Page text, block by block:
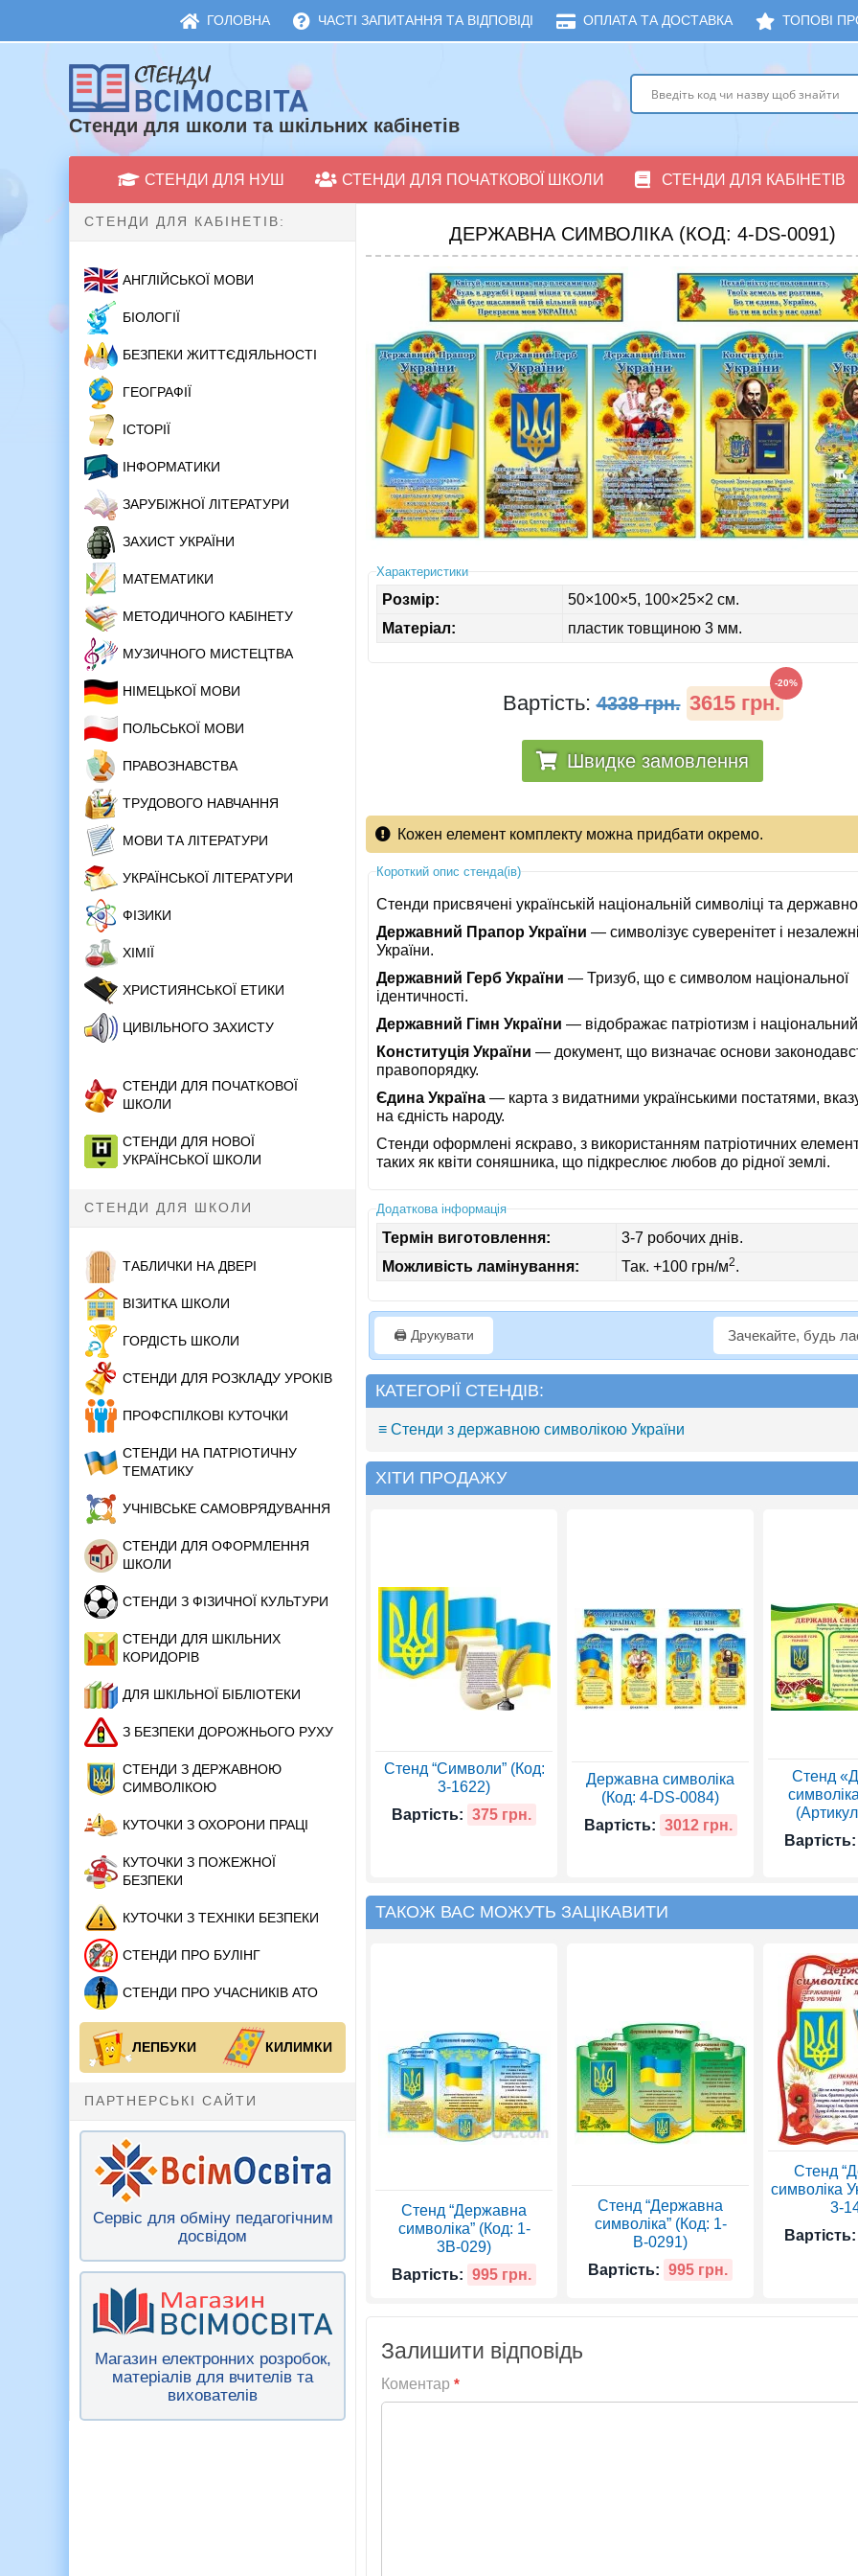
ГОЛОВНА ЧАСТІ ЗАПИТАННЯ ТА ВІДПОВІДІ ОПЛАТА ТА ДОСТАВКА ТОПОВІ
Стенди для школи та шкільних кабінетів
СТЕНДИ ДЛЯ НУШ СТЕНДИ ДЛЯ ПОЧАТКОВОЇ ШКОЛИ СТЕНДИ ДЛЯ КАБІНЕТІВ
СТЕНДИ ДЛЯ КАБІНЕТІВ:
АНГЛІЙСЬКОЇ МОВИ
БІОЛОГІЇ
БЕЗПЕКИ ЖИТТЄДІЯЛЬНОСТІ
ГЕОГРАФІЇ
ІСТОРІЇ
ІНФОРМАТИКИ
ЗАРУБІЖНОЇ ЛІТЕРАТУРИ
ЗАХИСТ УКРАЇНИ
МАТЕМАТИКИ
МЕТОДИЧНОГО КАБІНЕТУ
МУЗИЧНОГО МИСТЕЦТВА
НІМЕЦЬКОЇ МОВИ
ПОЛЬСЬКОЇ МОВИ
ПРАВОЗНАВСТВА
ТРУДОВОГО НАВЧАННЯ
МОВИ ТА ЛІТЕРАТУРИ
УКРАЇНСЬКОЇ ЛІТЕРАТУРИ
ФІЗИКИ
ХІМІЇ
ХРИСТИЯНСЬКОЇ ЕТИКИ
ЦИВІЛЬНОГО ЗАХИСТУ
СТЕНДИ ДЛЯ ПОЧАТКОВОЇ
ШКОЛИ
СТЕНДИ ДЛЯ НОВОЇ
УКРАЇНСЬКОЇ ШКОЛИ
СТЕНДИ ДЛЯ ШКОЛИ
ТАБЛИЧКИ НА ДВЕРІ
ВІЗИТКА ШКОЛИ
ГОРДІСТЬ ШКОЛИ
СТЕНДИ ДЛЯ РОЗКЛАДУ УРОКІВ
ПРОФСПІЛКОВІ КУТОЧКИ
СТЕНДИ НА ПАТРІОТИЧНУ
ТЕМАТИКУ
УЧНІВСЬКЕ САМОВРЯДУВАННЯ
СТЕНДИ ДЛЯ ОФОРМЛЕННЯ
ШКОЛИ
СТЕНДИ З ФІЗИЧНОЇ КУЛЬТУРИ
СТЕНДИ ДЛЯ ШКІЛЬНИХ
КОРИДОРІВ
ДЛЯ ШКІЛЬНОЇ БІБЛІОТЕКИ
З БЕЗПЕКИ ДОРОЖНЬОГО РУХУ
СТЕНДИ З ДЕРЖАВНОЮ
СИМВОЛІКОЮ
КУТОЧКИ З ОХОРОНИ ПРАЦІ
КУТОЧКИ З ПОЖЕЖНОЇ
БЕЗПЕКИ
КУТОЧКИ З ТЕХНІКИ БЕЗПЕКИ
СТЕНДИ ПРО БУЛІНГ
СТЕНДИ ПРО УЧАСНИКІВ АТО
ЛЕПБУКИ КИЛИМКИ
ПАРТНЕРСЬКІ САЙТИ
Сервіс для обміну педагогічним
досвідом
Магазин електронних розробок,
матеріалів для вчителів та
вихователів
ДЕРЖАВНА СИМВОЛІКА (КОД: 4-DS-0091)
Характеристики
Розмір:
50×100×5, 100×25×2 см.
Матеріал:
пластик товщиною 3 мм.
Вартість: 4338 грн. 3615 грн.
-20%
Швидке замовлення
Кожен елемент комплекту можна придбати окремо.
Короткий опис стенда(ів)
Стенди присвячені українській національній символіці та
Державний Прапор України — символізує суверенітет і
України.
Державний Герб України — Тризуб, що є символом національної
ідентичності.
Державний Гімн України — відображає патріотизм і
Конституція України — документ, що визначає основи
правопорядку.
Єдина Україна — карта з видатними українськими постатями,
на єдність народу.
Стенди оформлені яскраво, з використанням патріотичних
таких як квіти соняшника, що підкреслює любов до рідної землі.
Додаткова інформація
Термін виготовлення:
3-7 робочих днів.
Можливість ламінування:
Так. +100 грн/м2.
🖨️ Друкувати Зачекайте, будь
КАТЕГОРІЇ СТЕНДІВ:
≡ Стенди з державною символікою України
ХІТИ ПРОДАЖУ
Стенд “Символи” (Код:
3-1622)
Вартість: 375 грн.
Державна символіка
(Код: 4-DS-0084)
Вартість: 3012 грн.
Стенд
Вартість:
ТАКОЖ ВАС МОЖУТЬ ЗАЦІКАВИТИ
Стенд “Державна
символіка” (Код: 1-
3В-029)
Вартість: 995 грн.
Стенд “Державна
символіка” (Код: 1-
В-0291)
Вартість: 995 грн.
Стенд
символіка
3-
Вартість:
Залишити відповідь
Коментар *